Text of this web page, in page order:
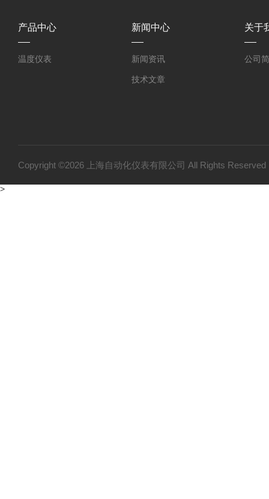
产品中心
温度仪表
新闻中心
新闻资讯
技术文章
关于
公司
Copyright ©2026 上海自动化仪表有限公司 All Rights
>